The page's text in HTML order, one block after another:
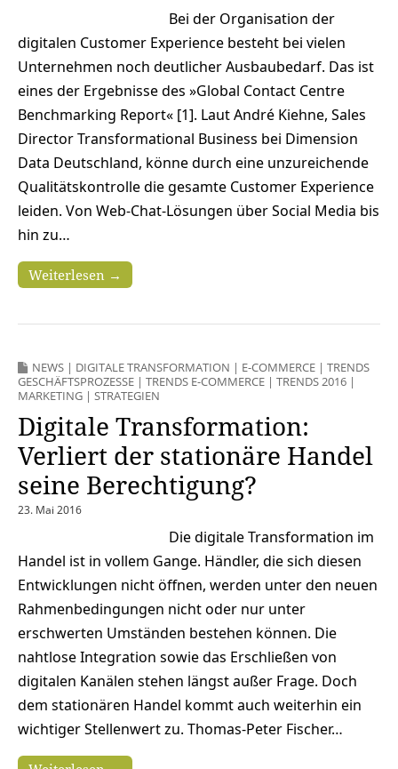
Bei der Organisation der
digitalen Customer Experience besteht bei vielen
Unternehmen noch deutlicher Ausbaubedarf. Das ist
eines der Ergebnisse des »Global Contact Centre
Benchmarking Report« [1]. Laut André Kiehne, Sales
Director Transformational Business bei Dimension
Data Deutschland, könne durch eine unzureichende
Qualitätskontrolle die gesamte Customer Experience
leiden. Von Web-Chat-Lösungen über Social Media bis
hin zu…
Weiterlesen →
NEWS | DIGITALE TRANSFORMATION | E-COMMERCE | TRENDS
GESCHÄFTSPROZESSE | TRENDS E-COMMERCE | TRENDS 2016 |
MARKETING | STRATEGIEN
Digitale Transformation:
Verliert der stationäre Handel
seine Berechtigung?
23. Mai 2016
Die digitale Transformation im
Handel ist in vollem Gange. Händler, die sich diesen
Entwicklungen nicht öffnen, werden unter den neuen
Rahmenbedingungen nicht oder nur unter
erschwerten Umständen bestehen können. Die
nahtlose Integration sowie das Erschließen von
digitalen Kanälen stehen längst außer Frage. Doch
dem stationären Handel kommt auch weiterhin ein
wichtiger Stellenwert zu. Thomas-Peter Fischer…